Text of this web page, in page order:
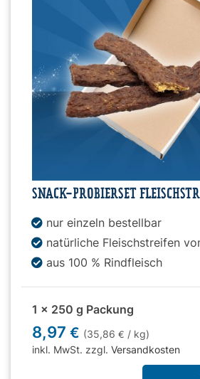
SNACK-PROBIERSET
nur einzeln bestellbar
natürliche Fleischstreifen
aus 100 % Rindfleisch
1 x 250 g Packung
8,97 € (35,86 € / kg)
inkl. MwSt. zzgl. Versandkosten